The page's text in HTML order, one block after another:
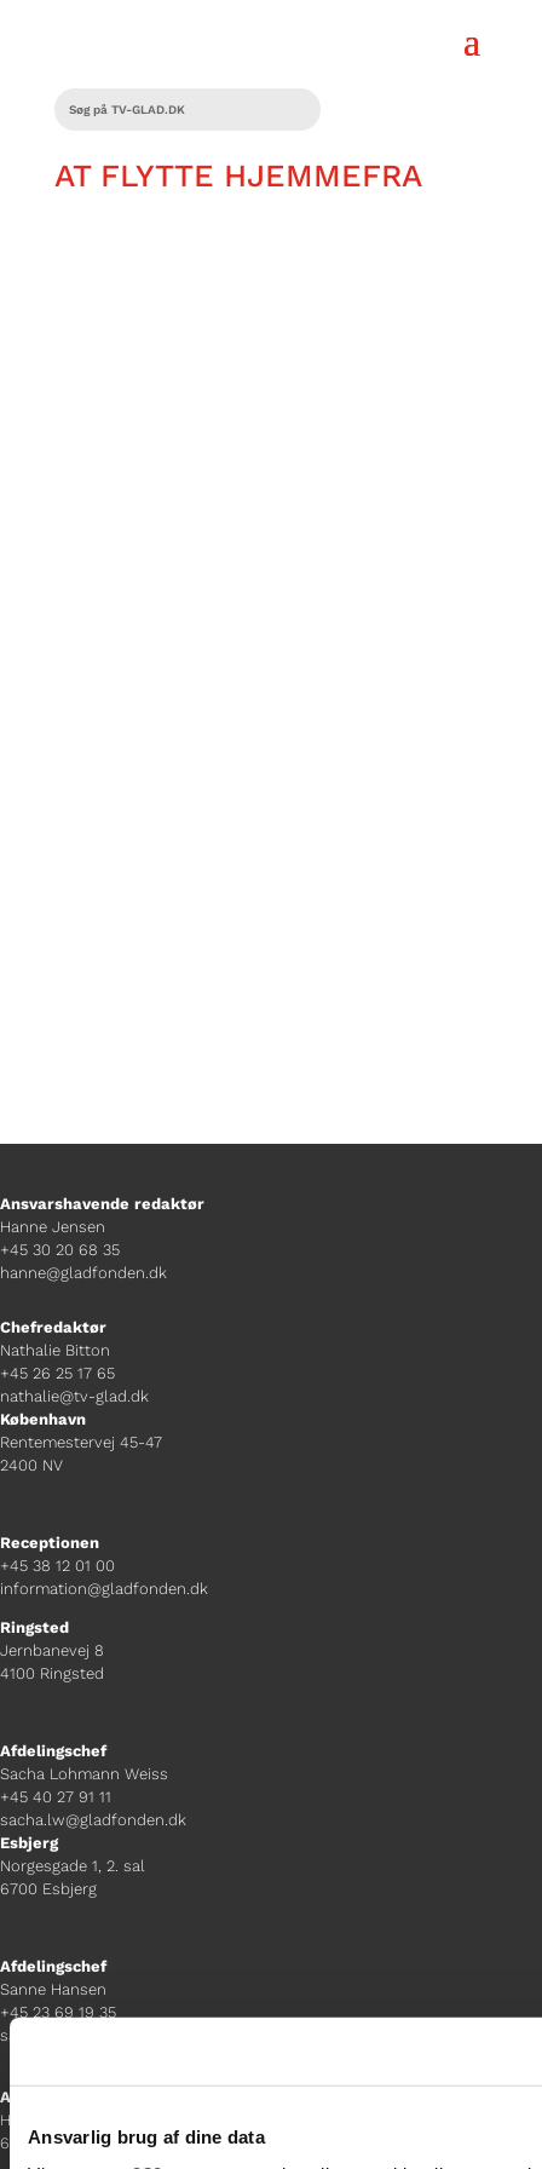
Ansvarlig brug af dine data
AT FLYTTE HJEMMEFRA
Ansvarshavende redaktør
Hanne Jensen
+45 30 20 68 35
hanne@gladfonden.dk
Chefredaktør
Nathalie Bitton
+45 26 25 17 65
nathalie@tv-glad.dk
København
Rentemestervej 45-47
2400 NV
Receptionen
+45 38 12 01 00
information@gladfonden.dk
Ringsted
Jernbanevej 8
4100 Ringsted
Afdelingschef
Sacha Lohmann Weiss
+45 40 27 91 11
sacha.lw@gladfonden.dk
Esbjerg
Norgesgade 1, 2. sal
6700 Esbjerg
Afdelingschef
Sanne Hansen
+45 23 69 19 35
sanne.h@gladfonden.dk
Aabenraa
H P Hanssens Gade 23, 2.
6200 Aabenraa